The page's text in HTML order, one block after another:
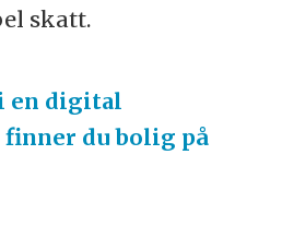
skatt.
en digital
finner du bolig på